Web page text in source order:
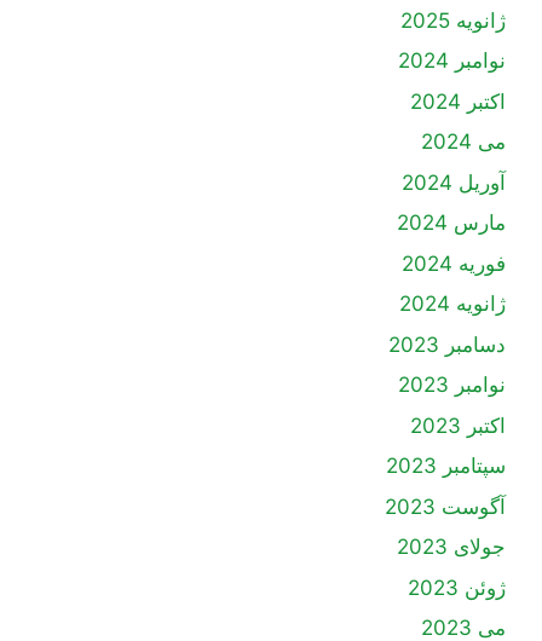
ژانویه 2025
نوامبر 2024
اکتبر 2024
می 2024
آوریل 2024
مارس 2024
فوریه 2024
ژانویه 2024
دسامبر 2023
نوامبر 2023
اکتبر 2023
سپتامبر 2023
آگوست 2023
جولای 2023
ژوئن 2023
می 2023